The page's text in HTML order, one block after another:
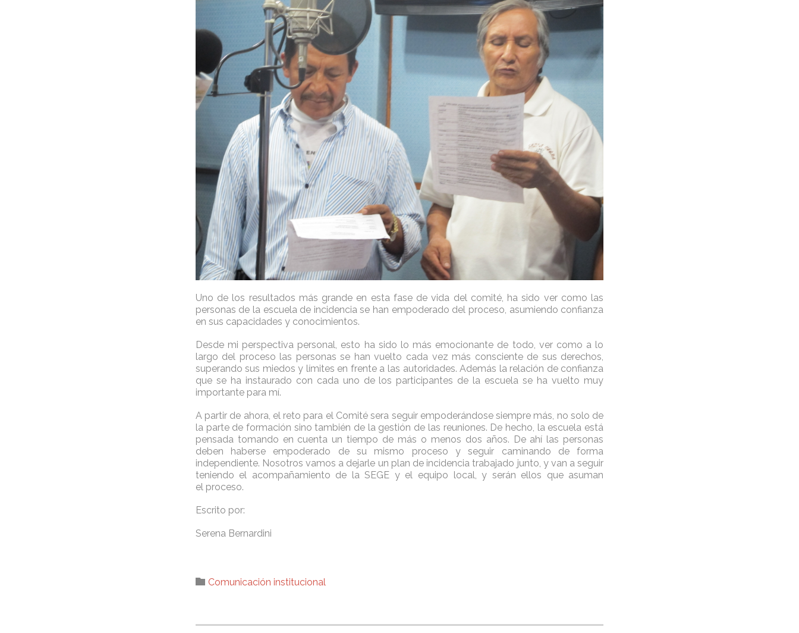
Uno de los resultados más grande en esta fase de vida del comité, ha sido ver como las
personas de la escuela de incidencia se han empoderado del proceso, asumiendo confianza
en sus capacidades y conocimientos.
Desde mi perspectiva personal, esto ha sido lo más emocionante de todo, ver como a lo
largo del proceso las personas se han vuelto cada vez más consciente de sus derechos,
superando sus miedos y límites en frente a las autoridades. Además la relación de confianza
que se ha instaurado con cada uno de los participantes de la escuela se ha vuelto muy
importante para mí.
A partir de ahora, el reto para el Comité sera seguir empoderándose siempre más, no solo de
la parte de formación sino también de la gestión de las reuniones. De hecho, la escuela está
pensada tomando en cuenta un tiempo de más o menos dos años. De ahí las personas
deben haberse empoderado de su mismo proceso y seguir caminando de forma
independiente. Nosotros vamos a dejarle un plan de incidencia trabajado junto, y van a seguir
teniendo el acompañamiento de la SEGE y el equipo local, y serán ellos que asuman
el proceso.
Escrito por:
Serena Bernardini
 Category
Comunicación institucional